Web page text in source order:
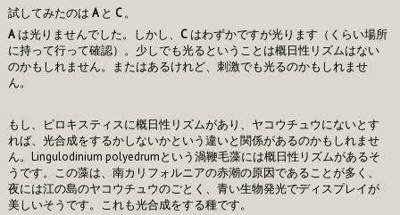
試してみたのは A と C。
Aは光りませんでした。しかし、 Cはわずかですが光ります（くらい場所
に持って行って確認）。少しでも光るということは概日性リズムはない
のかもしれません。またはあるけれど、刺激でも光るのかもしれませ
ん。
もし、ピロキスティスに概日性リズムがあり、ヤコウチュウにないとす
れば、光合成をするかしないかという違いと関係があるのかもしれませ
ん。Lingulodinium polyedrumという渦鞭毛藻には概日性リズムがあるそ
うです。この藻は、南カリフォルニアの赤潮の原因であることが多く、
夜には江の島のヤコウチュウのごとく、青い生物発光でディスプレイが
美しいそうです。これも光合成をする種です。